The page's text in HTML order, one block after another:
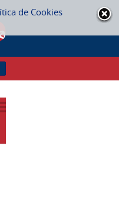
de Cookies